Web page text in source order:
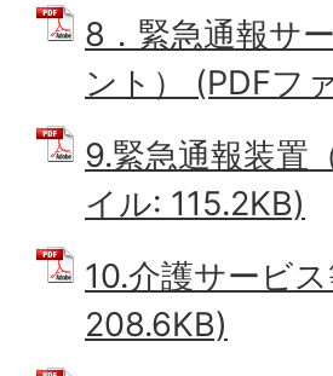
8．緊急通報サ
ント） (PDFフ
9.緊急通報装置
イル: 115.2KB)
10.介護サービ
208.6KB)